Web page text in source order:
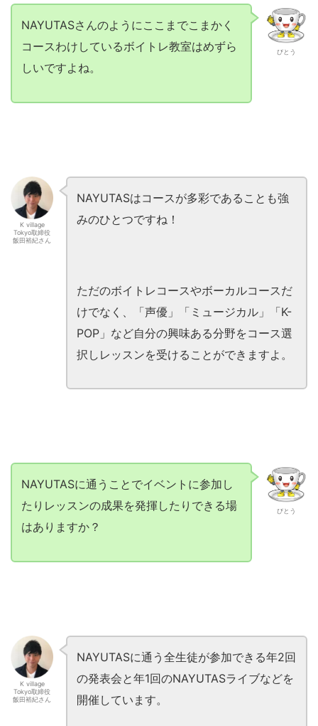
びとう
NAYUTASさんのようにここまでこまかく
コースわけしているボイトレ教室はめずら
しいですよね。
K village
Tokyo取締役
飯田裕紀さん
NAYUTASはコースが多彩であることも強
みのひとつですね！
ただのボイトレコースやボーカルコースだ
けでなく、「声優」「ミュージカル」「K-
POP」など自分の興味ある分野をコース選
択しレッスンを受けることができますよ。
びとう
NAYUTASに通うことでイベントに参加し
たりレッスンの成果を発揮したりできる場
はありますか？
K village
Tokyo取締役
飯田裕紀さん
NAYUTASに通う全生徒が参加できる年2回
の発表会と年1回のNAYUTASライブなどを
開催しています。